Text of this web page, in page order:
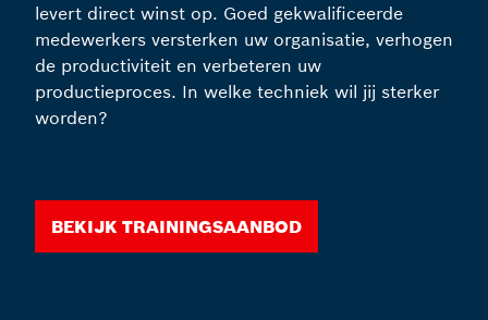
levert direct winst op. Goed gekwalificeerde
medewerkers versterken uw organisatie, verhogen
de productiviteit en verbeteren uw
productieproces. In welke techniek wil jij sterker
worden?
Bekijk trainingsaanbod